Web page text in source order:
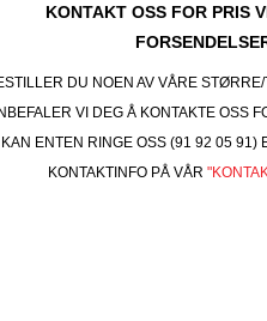
KONTAKT OSS FOR PRIS
DU NOEN AV VÅRE
VI DEG Å KONTAKTE OSS
KAN ENTEN RINGE OSS (91 92 05 91)
KONTAKTINFO PÅ VÅR